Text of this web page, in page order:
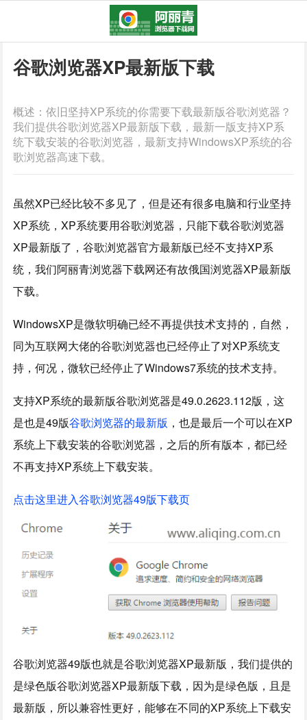
谷歌浏览器XP最新版下载
概述：依旧坚持XP系统的你需要下载最新版谷歌浏览器？
我们提供谷歌浏览器XP最新版下载，最新一版支持XP系
统下载安装的谷歌浏览器，最新支持WindowsXP系统的谷
歌浏览器高速下载。
虽然XP已经比较不多见了，但是还有很多电脑和行业坚持
XP系统，XP系统要用谷歌浏览器，只能下载谷歌浏览器
XP最新版了，谷歌浏览器官方最新版已经不支持XP系
统，我们阿丽青浏览器下载网还有故俄国浏览器XP最新版
下载。
WindowsXP是微软明确已经不再提供技术支持的，自然，
同为互联网大佬的谷歌浏览器也已经停止了对XP系统支
持，何况，微软已经停止了Windows7系统的技术支持。
支持XP系统的最新版谷歌浏览器是49.0.2623.112版，这
是也是49版谷歌浏览器的最新版 ，也是最后一个可以在XP
系统上下载安装的谷歌浏览器，之后的所有版本，都已经
不再支持XP系统上下载安装。
点击这里进入谷歌浏览器49版下载页
谷歌浏览器49版也就是谷歌浏览器XP最新版，我们提供的
是绿色版谷歌浏览器XP最新版下载，因为是绿色版，且是
最新版，所以兼容性更好，能够在不同的XP系统上下载安